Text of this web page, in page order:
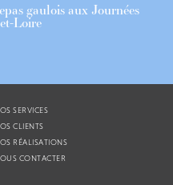
gaulois aux Journées
Loire
SERVICES
CLIENTS
RÉALISATIONS
CONTACTER